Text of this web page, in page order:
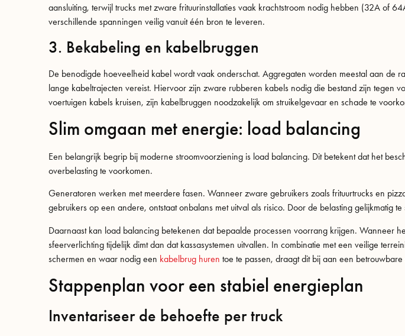
aansluiting, terwijl trucks met zware frituurinstallaties vaak krachtstroom nodig hebben (32A of
verschillende spanningen veilig vanuit één bron te leveren.
3. Bekabeling en kabelbruggen
De benodigde hoeveelheid kabel wordt vaak onderschat. Aggregaten worden meestal aan de
lange kabeltrajecten vereist. Hiervoor zijn zware rubberen kabels nodig die bestand zijn tegen
voertuigen kabels kruisen, zijn kabelbruggen noodzakelijk om struikelgevaar en schade te
Slim omgaan met energie: load balancing
Een belangrijk begrip bij moderne stroomvoorziening is load balancing. Dit betekent dat het
overbelasting te voorkomen.
Generatoren werken met meerdere fasen. Wanneer zware gebruikers zoals frituurtrucks en
gebruikers op een andere, ontstaat onbalans met uitval als risico. Door de belasting gelijkmatig
Daarnaast kan load balancing betekenen dat bepaalde processen voorrang krijgen. Wanneer
sfeerverlichting tijdelijk dimt dan dat kassasystemen uitvallen. In combinatie met een veilige
schermen en waar nodig een kabelbrug huren toe te passen, draagt dit bij aan een
Stappenplan voor een stabiel energieplan
Inventariseer de behoefte per truck